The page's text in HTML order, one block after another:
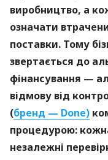
виробництво, а
означати
поставки. Тому
звертається до
фінансування —
відмову від
(бренд — Done)
процедурою:
незалежні